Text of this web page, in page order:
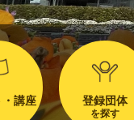
講座 登録団体
を探す